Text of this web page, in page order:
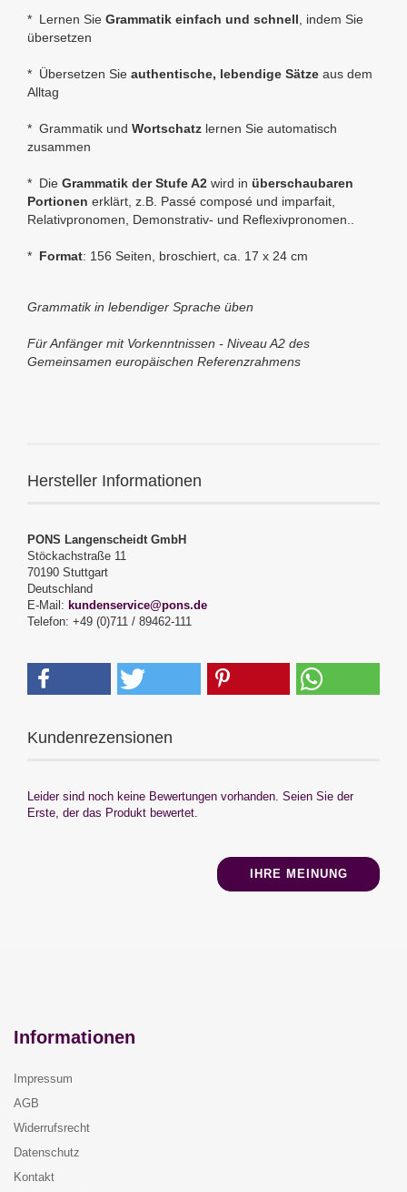
* Lernen Sie Grammatik einfach und schnell , indem Sie
übersetzen
* Übersetzen Sie authentische, lebendige Sätze aus dem
Alltag
* Grammatik und Wortschatz lernen Sie automatisch
zusammen
* Die Grammatik der Stufe A2 wird in überschaubaren
Portionen erklärt, z.B. Passé composé und imparfait,
Relativpronomen, Demonstrativ- und Reflexivpronomen..
* Format: 156 Seiten, broschiert, ca. 17 x 24 cm
Grammatik in lebendiger Sprache üben
Für Anfänger mit Vorkenntnissen - Niveau A2 des
Gemeinsamen europäischen Referenzrahmens
Hersteller Informationen
PONS Langenscheidt GmbH
Stöckachstraße 11
70190 Stuttgart
Deutschland
E-Mail: kundenservice@pons.de
Telefon: +49 (0)711 / 89462-111
Kundenrezensionen
Leider sind noch keine Bewertungen vorhanden. Seien Sie der
Erste, der das Produkt bewertet.
IHRE MEINUNG
Informationen
Impressum
AGB
Widerrufsrecht
Datenschutz
Kontakt